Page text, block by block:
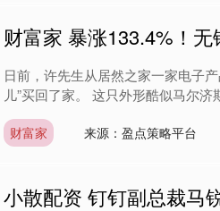
财富家 暴涨133.4%！
日前，许先生从居然之家一家电子
儿”买回了家。 这只外形酷似马尔
财富家 来源：盈点策略平台
小散配资 钉钉副总裁马